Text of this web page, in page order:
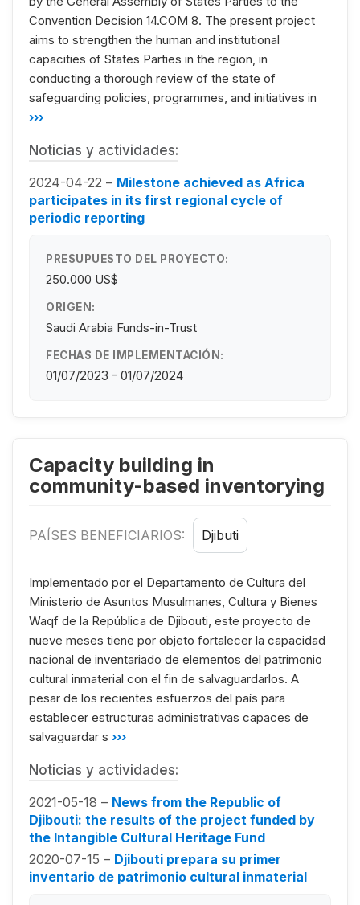
Convention Decision 14.COM 8. The present project
aims to strengthen the human and institutional
capacities of States Parties in the region, in
conducting a thorough review of the state of
safeguarding policies, programmes, and initiatives in
›››
Noticias y actividades:
2024-04-22 – Milestone achieved as Africa
participates in its first regional cycle of
periodic reporting
PRESUPUESTO DEL PROYECTO:
250.000 US$
ORIGEN:
Saudi Arabia Funds-in-Trust
FECHAS DE IMPLEMENTACIÓN:
01/07/2023 - 01/07/2024
Capacity building in
community-based inventorying
PAÍSES BENEFICIARIOS: Djibuti
Implementado por el Departamento de Cultura del
Ministerio de Asuntos Musulmanes, Cultura y Bienes
Waqf de la República de Djibouti, este proyecto de
nueve meses tiene por objeto fortalecer la capacidad
nacional de inventariado de elementos del patrimonio
cultural inmaterial con el fin de salvaguardarlos. A
pesar de los recientes esfuerzos del país para
establecer estructuras administrativas capaces de
salvaguardar s ›››
Noticias y actividades:
2021-05-18 – News from the Republic of
Djibouti: the results of the project funded by
the Intangible Cultural Heritage Fund
2020-07-15 – Djibouti prepara su primer
inventario de patrimonio cultural inmaterial